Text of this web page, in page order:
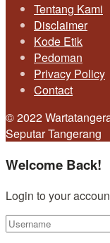
Tentang Kami
Disclaimer
Kode Etik
Pedoman
Privacy Policy
Contact
© 2022
Seputar Tangerang
Welcome Back!
Login to your